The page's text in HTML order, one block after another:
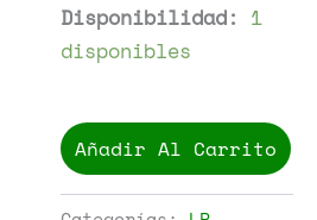
Disponibilidad: 1
disponibles
Ubu
-
Haricots
Añadir Al Carrito